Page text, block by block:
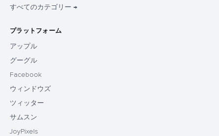
すべてのカテゴリー →
プラットフォーム
アップル
グーグル
Facebook
ウィンドウズ
ツィッター
サムスン
JoyPixels